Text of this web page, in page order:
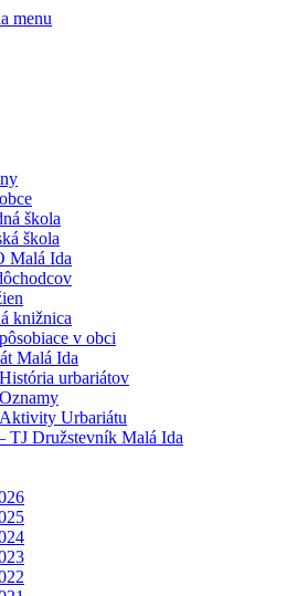
menu
škola
škola
Malá Ida
knižnica
v obci
Malá Ida
História urbariátov
Oznamy
Aktivity Urbariátu
TJ Družstevník Malá Ida